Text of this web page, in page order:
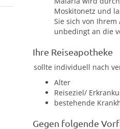
Moskitonetz und
Sie sich von
unbedingt an die
Ihre Reiseapotheke
sollte individuell nach
Alter
Reiseziel/
bestehende
Gegen folgende